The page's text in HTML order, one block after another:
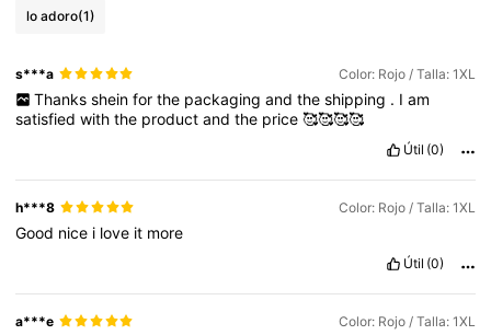
lo adoro(1)
s***a Color: Rojo / Talla: 1XL
Thanks shein for the packaging and the shipping . I am
satisfiedwiththe productandthe price🥰🥰🥰🥰
Útil (0)
h***8 Color: Rojo / Talla: 1XL
Good nice i love it more
Útil (0)
a***e Color: Rojo / Talla: 1XL